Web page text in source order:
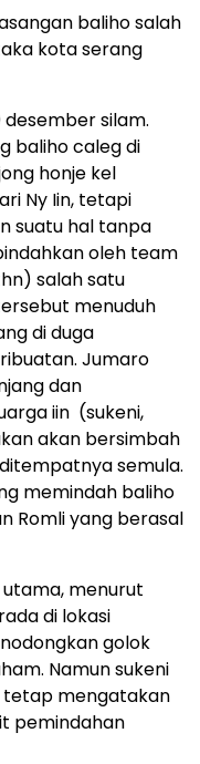
baliho salah
kota serang
silam.
baliho caleg di
honje kel
Ny Iin, tetapi
suatu hal tanpa
oleh team
salah satu
menuduh
di duga
Jumaro
dan
iin (sukeni,
akan bersimbah
semula.
memindah baliho
Romli yang berasal
menurut
di lokasi
golok
Namun sukeni
tetap mengatakan
pemindahan